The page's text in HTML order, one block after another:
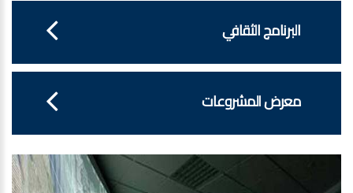
البرنامج الثقافي
معرض المشروعات